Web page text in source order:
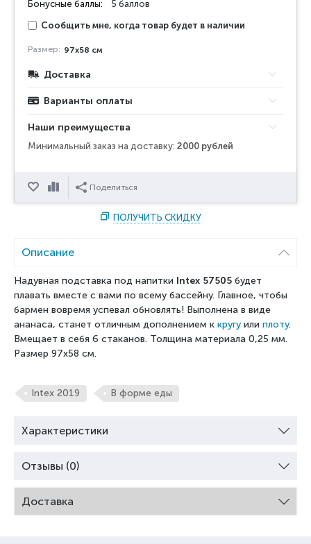
Бонусные баллы: 5 баллов
Сообщить мне, когда товар будет в наличии
Размер: 97х58 см
Доставка
Варианты оплаты
Наши преимущества
Минимальный заказ на доставку: 2000 рублей
ОтложитьСравнитьПоделиться
ПОЛУЧИТЬ СКИДКУ
Описание
Надувная подставка под напитки Intex 57505 будет
плавать вместе с вами по всему бассейну. Главное, чтобы
бармен вовремя успевал обновлять! Выполнена в виде
ананаса, станет отличным дополнением к кругу или плоту.
Вмещает в себя 6 стаканов. Толщина материала 0,25 мм.
Размер 97х58 см.
Intex 2019 В форме еды
Характеристики
Отзывы (0)
Доставка